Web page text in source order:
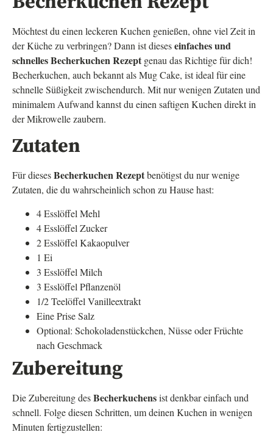
Möchtest du einen leckeren Kuchen genießen, ohne viel Zeit in
der Küche zu verbringen? Dann ist dieseseinfaches und
schnelles Becherkuchen Rezept genau das Richtige für dich!
Becherkuchen, auch bekannt als Mug Cake, ist ideal für eine
schnelle Süßigkeit zwischendurch. Mit nur wenigen Zutaten und
minimalem Aufwand kannst du einen saftigen Kuchen direkt in
der Mikrowelle zaubern.
Zutaten
Für diesesBecherkuchen Rezeptbenötigst du nur wenige
Zutaten, die du wahrscheinlich schon zu Hause hast:
4 Esslöffel Mehl
4 Esslöffel Zucker
2 Esslöffel Kakaopulver
1 Ei
3 Esslöffel Milch
3 Esslöffel Pflanzenöl
1/2 Teelöffel Vanilleextrakt
Eine Prise Salz
Optional: Schokoladenstückchen, Nüsse oder Früchte
nach Geschmack
Zubereitung
Die Zubereitung desBecherkuchensist denkbar einfach und
schnell. Folge diesen Schritten, um deinen Kuchen in wenigen
Minuten fertigzustellen: